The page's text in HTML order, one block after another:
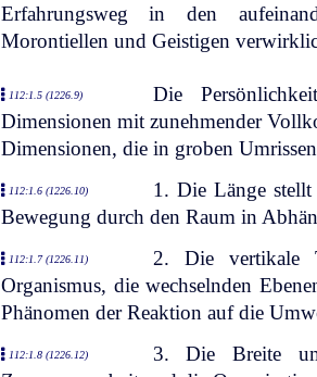
Erfahrungsweg in den
Morontiellen und Geistigen
112:1.5 (1226.9)
Die
Dimensionen mit zunehmender
Dimensionen, die in groben
112:1.6 (1226.10)
1. Die Länge
Bewegung durch den Raum in
112:1.7 (1226.11)
2. Die vertikale
Organismus, die wechselnden
Phänomen der Reaktion auf die
112:1.8 (1226.12)
3. Die Breite